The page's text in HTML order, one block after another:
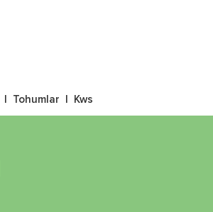
Tohumlar Kws